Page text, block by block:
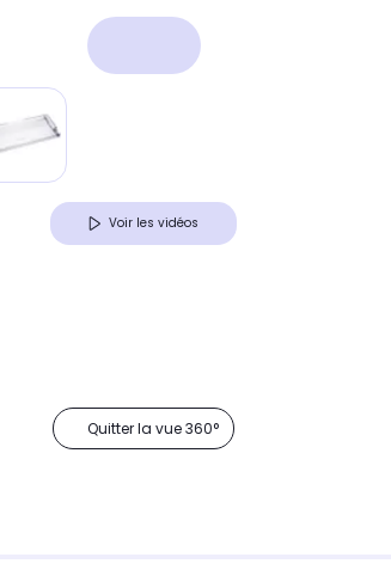
Voir les vidéos
Quitter la vue 360°